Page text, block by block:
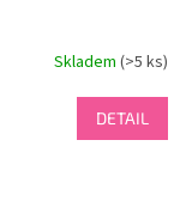
Skladem (>5 ks)
DETAIL